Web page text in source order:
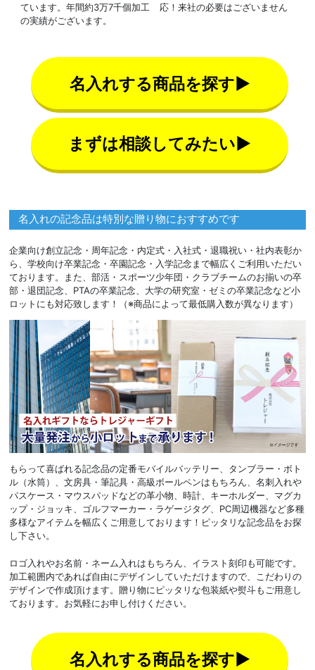
ています。年間約3万7千個加工
の実績がございます。
応！来社の必要はございません
名入れする商品を探す▶
まずは相談してみたい▶
名入れの記念品は特別な贈り物におすすめです
企業向け創立記念・周年記念・内定式・入社式・退職祝い・社内表彰か
ら、学校向け卒業記念・卒園記念・入学記念まで幅広くご利用いただい
ております。また、部活・スポーツ少年団・クラブチームのお揃いの卒
部・退団記念、PTAの卒業記念、大学の研究室・ゼミの卒業記念など小
ロットにも対応致します！（※商品によって最低購入数が異なります）
もらって喜ばれる記念品の定番モバイルバッテリー、タンブラー・ボト
ル（水筒）、文房具・筆記具・高級ボールペンはもちろん、名刺入れや
パスケース・マウスパッドなどの革小物、時計、キーホルダー、マグカ
ップ・ジョッキ、ゴルフマーカー・ラゲージタグ、PC周辺機器など多種
多様なアイテムを幅広くご用意しております！ピッタリな記念品をお探
し下さい。
ロゴ入れやお名前・ネーム入れはもちろん、イラスト刻印も可能です。
加工範囲内であれば自由にデザインしていただけますので、こだわりの
デザインで作成頂けます。贈り物にピッタリな包装紙や熨斗もご用意し
ております。お気軽にお申し付けください。
名入れする商品を探す▶